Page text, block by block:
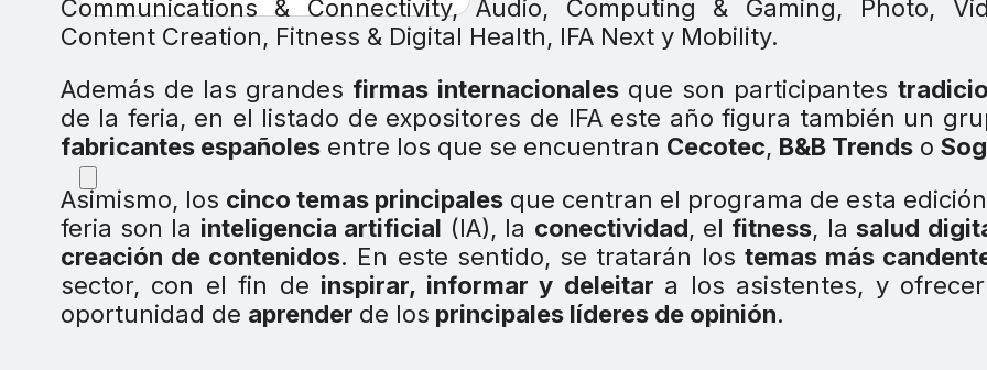
Communications & Connectivity, Audio, Computing & Gaming, Photo,
Content Creation, Fitness & Digital Health, IFA Next y Mobility.
Además de las grandes firmas internacionalesque son participantes
de la feria, en el listado de expositores de IFA este año figura también un
fabricantes españolesentre los que se encuentran Cecotec, B&B Trendso
Asimismo, los cinco temas principalesque centran el programa de esta
feria son la inteligencia artificial (IA), la conectividad, el fitness, lasalud
creación de contenidos. En este sentido, se tratarán los temas más
sector, con el fin de inspirar, informar y deleitar a los asistentes, y
oportunidad de aprender de los principales líderes de opinión.